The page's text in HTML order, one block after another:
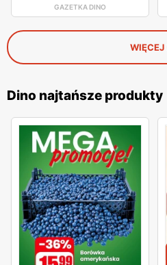
GAZETKA DINO
WIĘCEJ
Dino najtańsze produkty